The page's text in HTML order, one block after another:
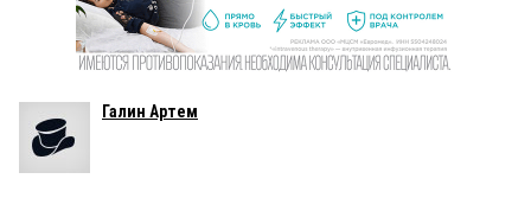
Галин Артем